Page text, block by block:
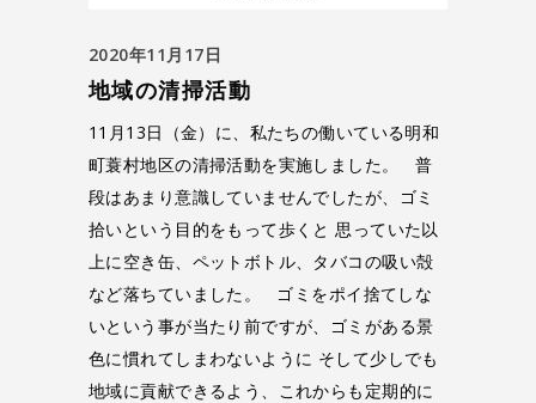
2020年11月17日
地域の清掃活動
11月13日（金）に、私たちの働いている明和
町蓑村地区の清掃活動を実施しました。 普
段はあまり意識していませんでしたが、ゴミ
拾いという目的をもって歩くと 思っていた以
上に空き缶、ペットボトル、タバコの吸い殻
など落ちていました。 ゴミをポイ捨てしな
いという事が当たり前ですが、ゴミがある景
色に慣れてしまわないように そして少しでも
地域に貢献できるよう、これからも定期的に